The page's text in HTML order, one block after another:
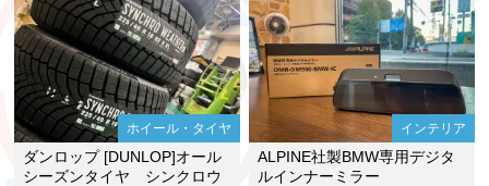
ホイール・タイヤ
ダンロップ [DUNLOP]オール
シーズンタイヤ シンクロウ
インテリア
ALPINE社製BMW専用デジタ
ルインナーミラー